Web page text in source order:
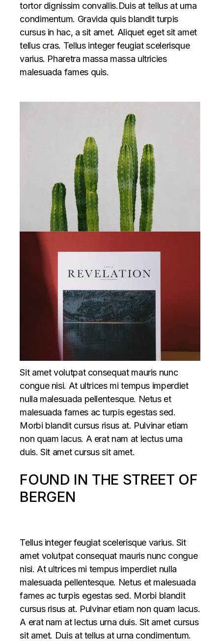
tortor dignissim convallis.Duis at tellus at urna
condimentum. Gravida quis blandit turpis
cursus in hac, a sit amet. Aliquet eget sit amet
tellus cras. Tellus integer feugiat scelerisque
varius. Pharetra massa massa ultricies
malesuada fames quis.
Sit amet volutpat consequat mauris nunc
congue nisi. At ultrices mi tempus imperdiet
nulla malesuada pellentesque. Netus et
malesuada fames ac turpis egestas sed.
Morbi blandit cursus risus at. Pulvinar etiam
non quam lacus. A erat nam at lectus urna
duis. Sit amet cursus sit amet.
FOUND IN THE STREET OF
BERGEN
Tellus integer feugiat scelerisque varius. Sit
amet volutpat consequat mauris nunc congue
nisi. At ultrices mi tempus imperdiet nulla
malesuada pellentesque. Netus et malesuada
fames ac turpis egestas sed. Morbi blandit
cursus risus at. Pulvinar etiam non quam lacus.
A erat nam at lectus urna duis. Sit amet cursus
sit amet. Duis at tellus at urna condimentum.